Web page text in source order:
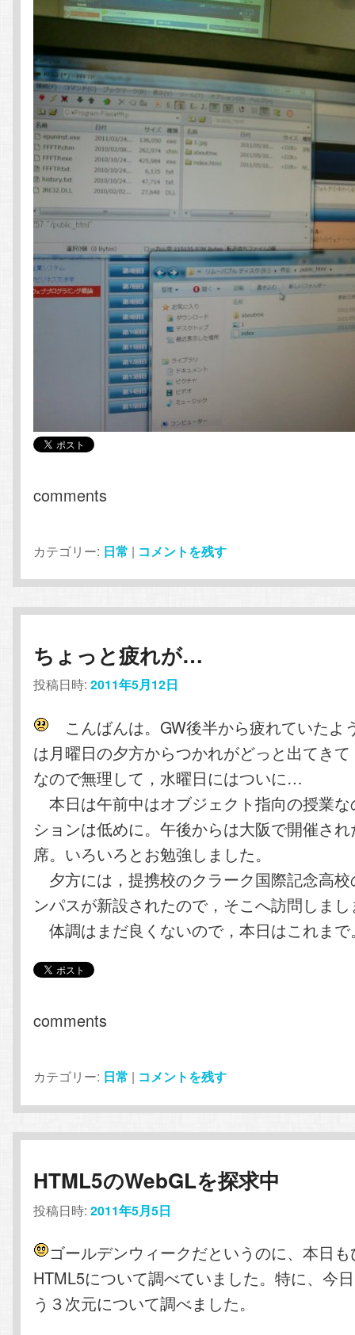
comments
カテゴリー: 日常 | コメントを残す
ちょっと疲れが…
投稿日時:2011年5月12日
こんばんは。GW後半から疲れていたよ
は月曜日の夕方からつかれがどっと出てき
なので無理して，水曜日にはついに…
本日は午前中はオブジェクト指向の授業
ションは低めに。午後からは大阪で開催さ
席。いろいろとお勉強しました。
夕方には，提携校のクラーク国際記念高
ンパスが新設されたので，そこへ訪問しま
体調はまだ良くないので，本日はこれまで
comments
カテゴリー: 日常 | コメントを残す
HTML5のWebGLを探求中
投稿日時:2011年5月5日
ゴールデンウィークだというのに、本日
HTML5について調べていました。特に、今
う３次元について調べました。